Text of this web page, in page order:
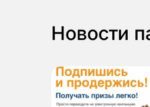
Новости